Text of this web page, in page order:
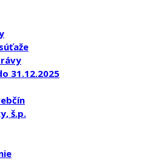
31.12.2025
š.p.